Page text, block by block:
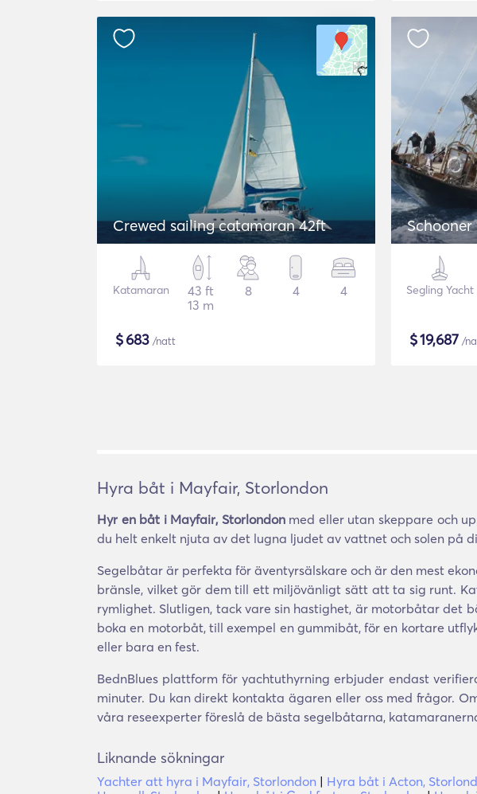
Crewed sailing catamaran 42ft
Katamaran
43 ft
13 m
8 4 4
$683 /natt
Schooner
Segling Yacht
$19,687 /
Hyra båt i Mayfair, Storlondon
Hyr en båt i Mayfair, Storlondonmed eller utan skeppare och
du helt enkelt njuta av det lugna ljudet av vattnet och solen på
Segelbåtar är perfekta för äventyrsälskare och är den mest
bränsle, vilket gör dem till ett miljövänligt sätt att ta sig runt.
rymlighet. Slutligen, tack vare sin hastighet, är motorbåtar det
boka en motorbåt, till exempel en gummibåt, för en kortare
eller bara en fest.
BednBlues plattform för yachtuthyrning erbjuder endast
minuter. Du kan direkt kontakta ägaren eller oss med frågor.
våra reseexperter föreslå de bästa segelbåtarna,
Liknande sökningar
Yachter att hyra i Mayfair, Storlondon | Hyra båt i Acton,